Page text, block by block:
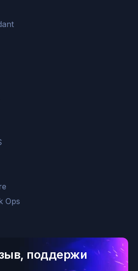
Ops
поддержи